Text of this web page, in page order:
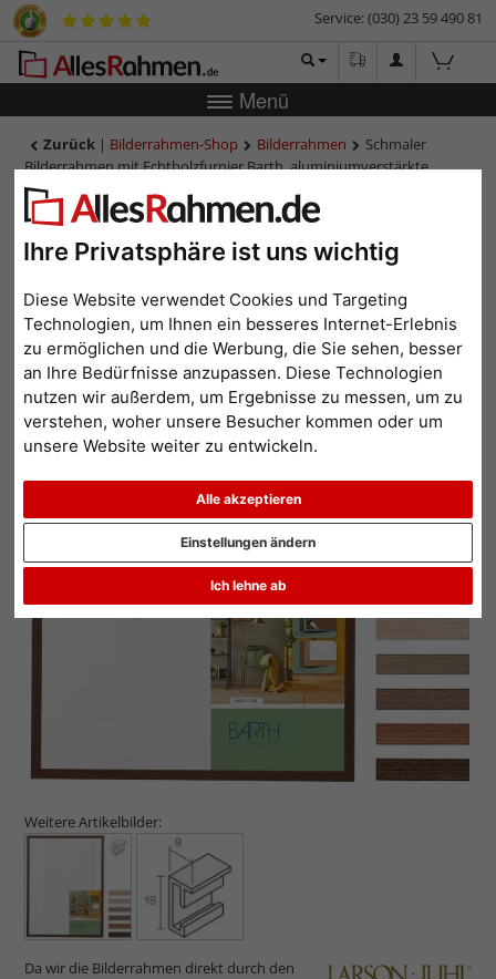
Ihre Privatsphäre ist uns wichtig
Diese Website verwendet Cookies und Targeting
Technologien, um Ihnen ein besseres Internet-Erlebnis
zu ermöglichen und die Werbung, die Sie sehen, besser
an Ihre Bedürfnisse anzupassen. Diese Technologien
nutzen wir außerdem, um Ergebnisse zu messen, um zu
verstehen, woher unsere Besucher kommen oder um
unsere Website weiter zu entwickeln.
Alle akzeptieren
Ich lehne ab
Einstellungen ändern
Service: (030) 23 59 490 81
Menü
Zurück | Bilderrahmen-Shop Bilderrahmen
Schmaler
Bilderrahmen mit Echtholzfurnier Barth, aluminiumverstärkte
Rückseite - Maßanfertigung
Schmaler Bilderrahmen mit
Echtholzfurnier Barth,
aluminiumverstärkte
Rückseite - Maßanfertigung
Weitere Artikelbilder:
Da wir die Bilderrahmen direkt durch den